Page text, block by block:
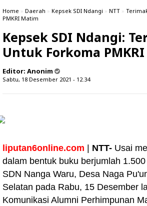
Home » Daerah » Kepsek SDI Ndangi » NTT »
PMKRI Matim
Kepsek SDI Ndangi:
Untuk Forkoma
Editor: Anonim
Sabtu, 18 Desember 2021 - 12.34
liputan6online.com NTT- Usai
dalam bentuk buku berjumlah
SDN Nanga Waru, Desa Naga
Selatan pada Rabu, 15 Desember
Komunikasi Alumni Perhimpunan